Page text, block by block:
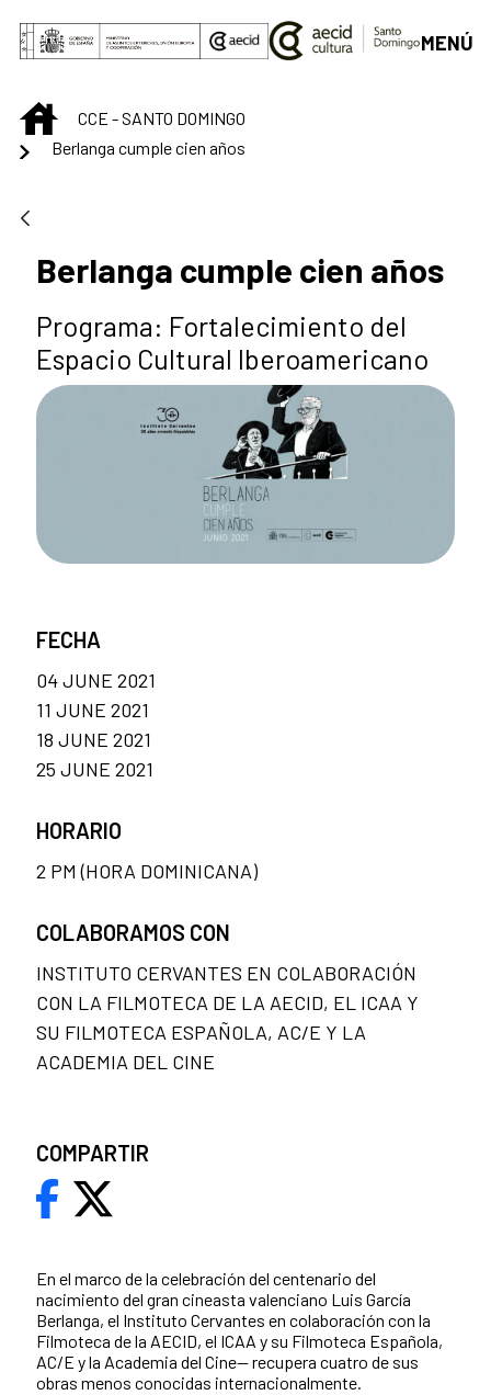
Skip to Main Content
MENÚ
INICIOCCE - SANTO DOMINGO
Berlanga cumple cien años
Berlanga cumple cien años
Programa: Fortalecimiento del
Espacio Cultural Iberoamericano
En el marco de la celebración del centenario del
nacimiento del gran cineasta valenciano Luis García
Berlanga, el Instituto Cervantes en colaboración con la
Filmoteca de la AECID, el ICAA y su Filmoteca Española,
AC/E y la Academia del Cine— recupera cuatro de sus
obras menos conocidas internacionalmente.
FECHA
04 JUNE 2021
11 JUNE 2021
18 JUNE 2021
25 JUNE 2021
HORARIO
2 PM (HORA DOMINICANA)
COLABORAMOS CON
INSTITUTO CERVANTES EN COLABORACIÓN
CON LA FILMOTECA DE LA AECID, EL ICAA Y
SU FILMOTECA ESPAÑOLA, AC/E Y LA
ACADEMIA DEL CINE
COMPARTIR